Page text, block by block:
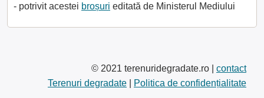
- potrivit acestei broșuri editată de Ministerul Mediului
© 2021 terenuridegradate.ro | contact
Terenuri degradate
Politica de confidențialitate